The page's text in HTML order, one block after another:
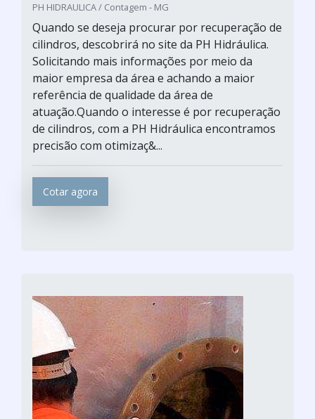
PH HIDRAULICA / Contagem - MG
Quando se deseja procurar por recuperação de
cilindros, descobrirá no site da PH Hidráulica.
Solicitando mais informações por meio da
maior empresa da área e achando a maior
referência de qualidade da área de
atuação.Quando o interesse é por recuperação
de cilindros, com a PH Hidráulica encontramos
precisão com otimizaç&...
Cotar agora